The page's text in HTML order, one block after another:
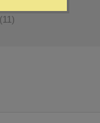
(11)